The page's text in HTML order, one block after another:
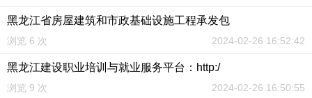
黑龙江省房屋建筑和市政基础设施工程承发包
浏览 6 次 2024-02-26 16:52:42
黑龙江建设职业培训与就业服务平台：http:/
浏览 9 次 2024-02-26 16:50:55